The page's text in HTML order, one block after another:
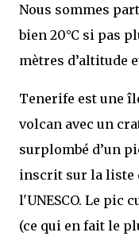
Nous sommes
bien 20°C si pas
mètres d’altitude
Tenerife est une
volcan avec un
surplombé d’un
inscrit sur la liste
l'UNESCO. Le pic
(ce qui en fait le